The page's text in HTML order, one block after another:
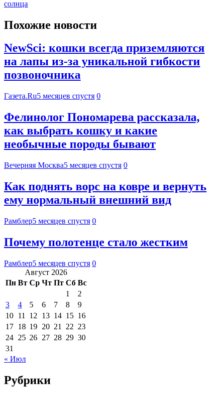
солнца
Похожие новости
NewSci: кошки всегда приземляются
на лапы из-за уникальной гибкости
позвоночника
Газета.Ru5 месяцев спустя 0
Фелинолог Пономарева рассказала,
как выбрать кошку и какие
необычные породы бывают
Вечерняя Москва5 месяцев спустя 0
Как поднять ворс на ковре и вернуть
ему нормальный внешний вид
Рамблер5 месяцев спустя 0
Почему полотенце стало жестким
Рамблер5 месяцев спустя 0
Август 2026
Пн Вт Ср Чт Пт Сб Вс
1
2
3
4 5 6 7 8
9
10 11 12 13 14 15 16
17 18 19 20 21 22 23
24 25 26 27 28 29 30
31
« Июл
Рубрики